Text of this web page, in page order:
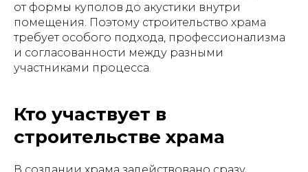
от формы куполов до акустики внутри
помещения. Поэтому строительство храма
требует особого подхода, профессионализма
и согласованности между разными
участниками процесса.
Кто участвует в
строительстве храма